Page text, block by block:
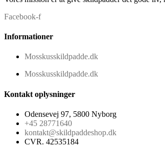
Facebook-f
Informationer
Mosskusskildpadde.dk
Mosskusskildpadde.dk
Kontakt oplysninger
Odensevej 97, 5800 Nyborg
+45 28771640
kontakt@skildpaddeshop.dk
CVR. 42535184